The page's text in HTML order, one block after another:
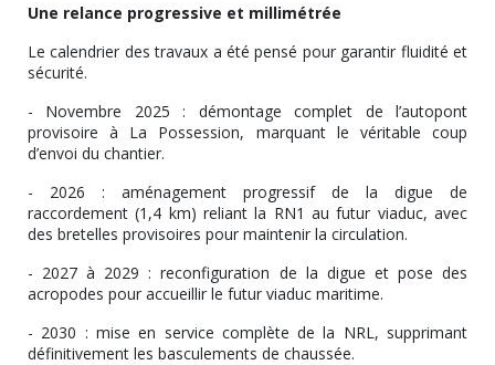
Une relance progressive et millimétrée
Le calendrier des travaux a été pensé pour garantir fluidité et
sécurité.
- Novembre 2025 : démontage complet de l’autopont
provisoire à La Possession, marquant le véritable coup
d’envoi du chantier.
- 2026 : aménagement progressif de la digue de
raccordement (1,4 km) reliant la RN1 au futur viaduc, avec
des bretelles provisoires pour maintenir la circulation.
- 2027 à 2029 : reconfiguration de la digue et pose des
acropodes pour accueillir le futur viaduc maritime.
- 2030 : mise en service complète de la NRL, supprimant
définitivement les basculements de chaussée.